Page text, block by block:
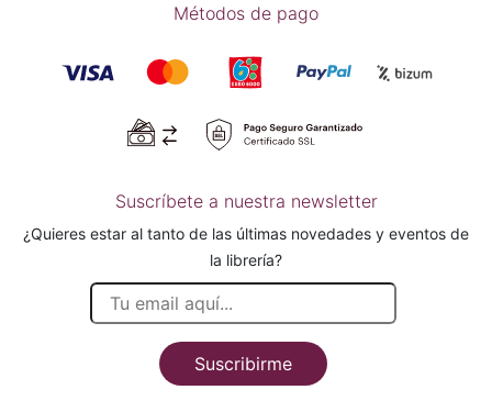
Métodos de pago
Suscríbete a nuestra newsletter
¿Quieres estar al tanto de las últimas novedades y eventos de
la librería?
Suscribirme